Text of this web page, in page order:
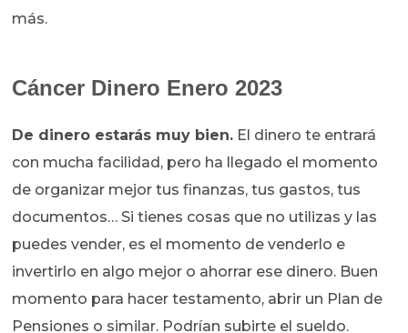
más.
Cáncer Dinero Enero 2023
De dinero estarás muy bien. El dinero te entrará
con mucha facilidad, pero ha llegado el momento
de organizar mejor tus finanzas, tus gastos, tus
documentos… Si tienes cosas que no utilizas y las
puedes vender, es el momento de venderlo e
invertirlo en algo mejor o ahorrar ese dinero. Buen
momento para hacer testamento, abrir un Plan de
Pensiones o similar. Podrían subirte el sueldo.